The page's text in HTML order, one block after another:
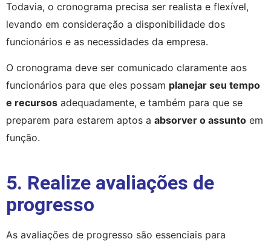
Todavia, o cronograma precisa ser realista e flexível,
levando em consideração a disponibilidade dos
funcionários e as necessidades da empresa.
O cronograma deve ser comunicado claramente aos
funcionários para que eles possam planejar seu tempo
e recursos adequadamente, e também para que se
preparem para estarem aptos a absorver o assunto em
função.
5. Realize avaliações de
progresso
As avaliações de progresso são essenciais para